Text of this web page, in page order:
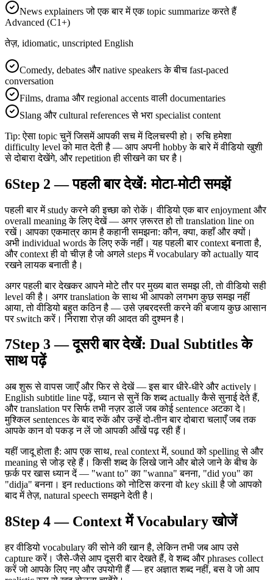
News explainers जो एक बार में एक topic summarize करते हैं
Advanced (C1+)
तेज़, idiomatic, unscripted English
Comedy, debates और native speakers के बीच fast-paced
conversation
Films, drama और regional accents वाली documentaries
Slang और cultural references से भरा specialist content
Tip: ऐसा topic चुनें जिसमें आपकी सच में दिलचस्पी हो। रुचि हमेशा
difficulty level को मात देती है — आप अपनी hobby के बारे में वीडियो खुशी
से दोबारा देखेंगे, और repetition ही सीखने का घर है।
6Step 2 — पहली बार देखें: मोटा-मोटी समझें
पहली बार में study करने की इच्छा को रोकें। वीडियो एक बार enjoyment और
overall meaning के लिए देखें — अगर ज़रूरत हो तो translation line on
रखें। आपका एकमात्र काम है कहानी समझना: कौन, क्या, कहाँ और क्यों।
अभी individual words के लिए रुकें नहीं। यह पहली बार context बनाता है,
और context ही वो चीज़ है जो अगले steps में vocabulary को actually याद
रखने लायक बनाती है।
अगर पहली बार देखकर आपने मोटे तौर पर मुख्य बात समझ ली, तो वीडियो सही
level की है। अगर translation के साथ भी आपको लगभग कुछ समझ नहीं
आया, तो वीडियो बहुत कठिन है — उसे ज़बरदस्ती करने की बजाय कुछ आसान
पर switch करें। निराशा रोज़ की आदत की दुश्मन है।
7Step 3 — दूसरी बार देखें: Dual Subtitles के
साथ पढ़ें
अब शुरू से वापस जाएँ और फिर से देखें — इस बार धीरे-धीरे और actively।
English subtitle line पढ़ें, ध्यान से सुनें कि शब्द actually कैसे सुनाई देते हैं,
और translation पर सिर्फ तभी नज़र डालें जब कोई sentence अटका दे।
मुश्किल sentences के बाद रुकें और उन्हें दो-तीन बार दोबारा चलाएँ जब तक
आपके कान वो पकड़ न लें जो आपकी आँखें पढ़ रही हैं।
यहीं जादू होता है: आप एक साथ, real context में, sound को spelling से और
meaning से जोड़ रहे हैं। किसी शब्द के लिखे जाने और बोले जाने के बीच के
फ़र्क पर खास ध्यान दें — "want to" का "wanna" बनना, "did you" का
"didja" बनना। इन reductions को नोटिस करना वो key skill है जो आपको
बाद में तेज़, natural speech समझने देती है।
8Step 4 — Context में Vocabulary खोजें
हर वीडियो vocabulary की सोने की खान है, लेकिन तभी जब आप उसे
capture करें। जैसे-जैसे आप दूसरी बार देखते हैं, वे शब्द और phrases collect
करें जो आपके लिए नए और उपयोगी हैं — हर अज्ञात शब्द नहीं, बस वे जो आप